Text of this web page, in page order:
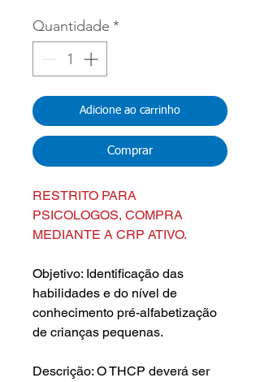
Quantidade *
Adicione ao carrinho
Comprar
RESTRITO PARA
PSICOLOGOS, COMPRA
MEDIANTE A CRP ATIVO.
Objetivo: Identificação das
habilidades e do nível de
conhecimento pré-alfabetização
de crianças pequenas.
Descrição: O THCP deverá ser